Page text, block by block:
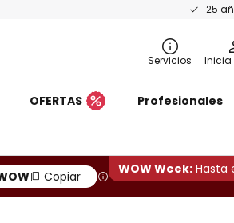
25
Servicios Inicia
OFERTAS Profesionales
Copiar WOW Week: Hasta